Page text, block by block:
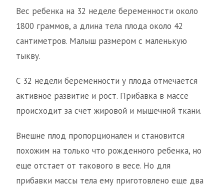
Вес ребенка на 32 неделе беременности около
1800 граммов, а длина тела плода около 42
сантиметров. Малыш размером с маленькую
тыкву.
С 32 недели беременности у плода отмечается
активное развитие и рост. Прибавка в массе
происходит за счет жировой и мышечной ткани.
Внешне плод пропорционален и становится
похожим на только что рожденного ребенка, но
еще отстает от такового в весе. Но для
прибавки массы тела ему приготовлено еще два